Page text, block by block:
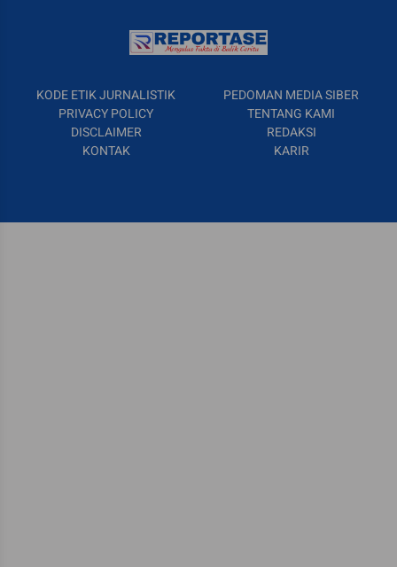
KODE ETIK JURNALISTIK
PEDOMAN MEDIA SIBER
PRIVACY POLICY
TENTANG KAMI
DISCLAIMER
REDAKSI
KONTAK
KARIR